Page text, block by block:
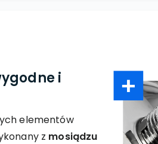
i
elementów
z mosiądzu